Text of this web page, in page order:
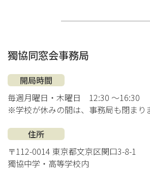
獨協同窓会事務局
開局時間
毎週月曜日・木曜日 12:30 ～16:30
※学校が休みの間は、事務局も閉まり
住所
〒112-0014 東京都文京区関口3-8-1
獨協中学・高等学校内